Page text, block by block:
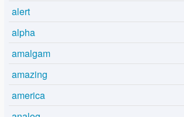
alert
alpha
amalgam
amazing
america